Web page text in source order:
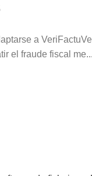
a
el fraude fiscal me...